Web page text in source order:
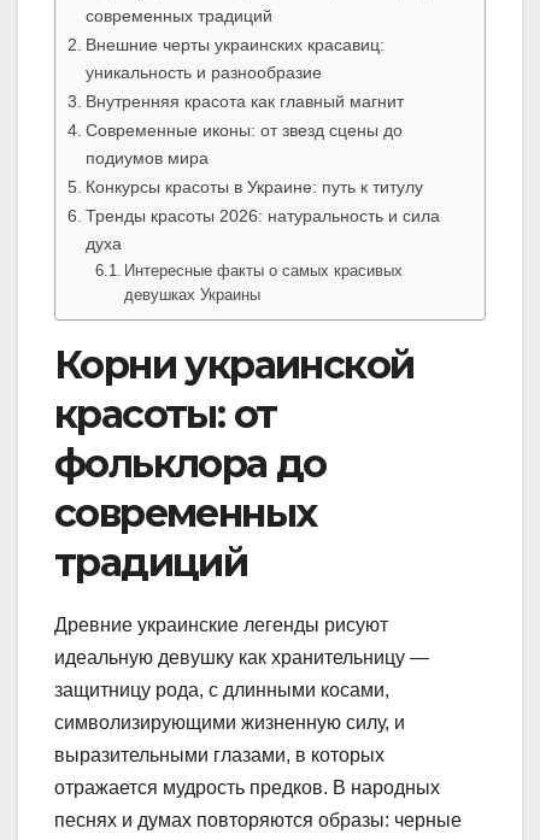
современных традиций
Внешние черты украинских красавиц:
уникальность и разнообразие
Внутренняя красота как главный магнит
Современные иконы: от звезд сцены до
подиумов мира
Конкурсы красоты в Украине: путь к титулу
Тренды красоты 2026: натуральность и сила
духа
Интересные факты о самых красивых
девушках Украины
Корни украинской
красоты: от
фольклора до
современных
традиций
Древние украинские легенды рисуют
идеальную девушку как хранительницу —
защитницу рода, с длинными косами,
символизирующими жизненную силу, и
выразительными глазами, в которых
отражается мудрость предков. В народных
песнях и думах повторяются образы: черные